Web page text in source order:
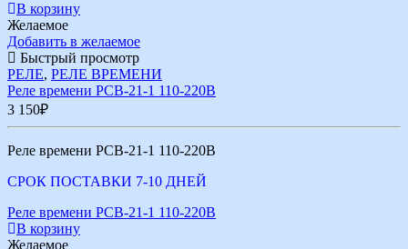
В корзину
Желаемое
Добавить в желаемое
Быстрый просмотр
РЕЛЕ, РЕЛЕ ВРЕМЕНИ
Реле времени РСВ-21-1 110-220В
3 150₽
Реле времени РСВ-21-1 110-220В
СРОК ПОСТАВКИ 7-10 ДНЕЙ
Реле времени РСВ-21-1 110-220В
В корзину
Желаемое